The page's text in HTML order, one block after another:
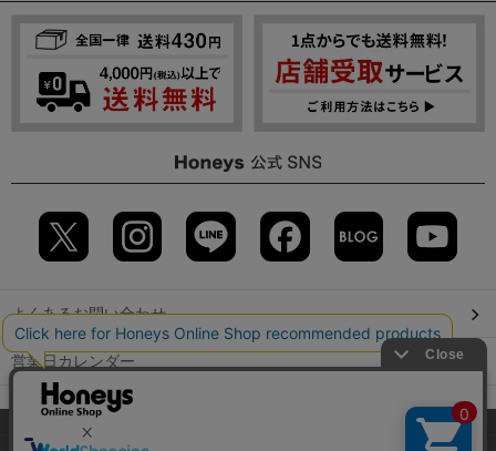
よくあるお問い合わせ
営業日カレンダー
店舗検索
当サイトでは、サイトの利便性向上のため、クッキー(Cookie)を使